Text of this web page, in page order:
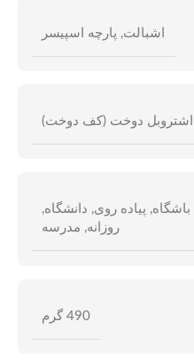
اشبالت, پارچه اسپیسر
اشتروبل دوخت (کف دوخت)
باشگاه, پیاده روی, دانشگاه,
روزانه, مدرسه
490 گرم